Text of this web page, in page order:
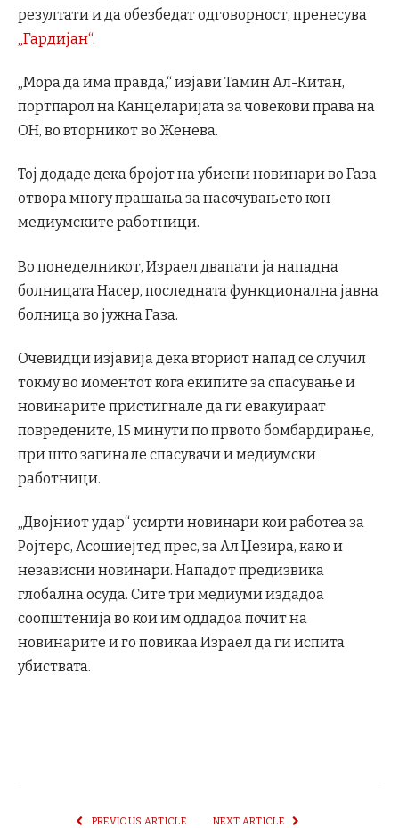
резултати и да обезбедат одговорност, пренесува
„Гардијан“.
„Мора да има правда,“ изјави Тамин Ал-Китан,
портпарол на Канцеларијата за човекови права на
ОН, во вторникот во Женева.
Тој додаде дека бројот на убиени новинари во Газа
отвора многу прашања за насочувањето кон
медиумските работници.
Во понеделникот, Израел двапати ја нападна
болницата Насер, последната функционална јавна
болница во јужна Газа.
Очевидци изјавија дека вториот напад се случил
токму во моментот кога екипите за спасување и
новинарите пристигнале да ги евакуираат
повредените, 15 минути по првото бомбардирање,
при што загинале спасувачи и медиумски
работници.
„Двојниот удар“ усмрти новинари кои работеа за
Ројтерс, Асошиејтед прес, за Ал Џезира, како и
независни новинари. Нападот предизвика
глобална осуда. Сите три медиуми издадоа
соопштенија во кои им оддадоа почит на
новинарите и го повикаа Израел да ги испита
убиствата.
PREVIOUS ARTICLE NEXT ARTICLE